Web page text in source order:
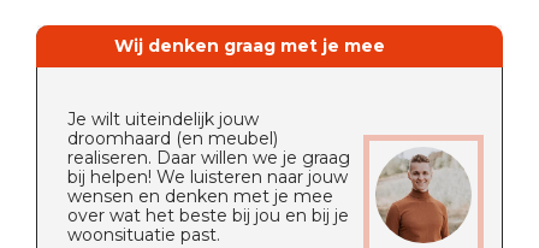
Wij denken graag met je mee
Je wilt uiteindelijk jouw
droomhaard (en meubel)
realiseren. Daar willen we je graag
bij helpen! We luisteren naar jouw
wensen en denken met je mee
over wat het beste bij jou en bij je
woonsituatie past.